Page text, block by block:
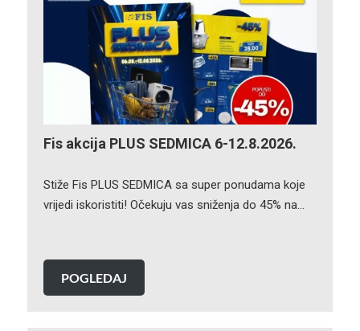
Fis akcija PLUS SEDMICA 6-12.8.2026.
Stiže Fis PLUS SEDMICA sa super ponudama koje
vrijedi iskoristiti! Očekuju vas sniženja do 45% na…
POGLEDAJ